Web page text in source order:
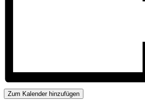
Zum Kalender hinzufügen